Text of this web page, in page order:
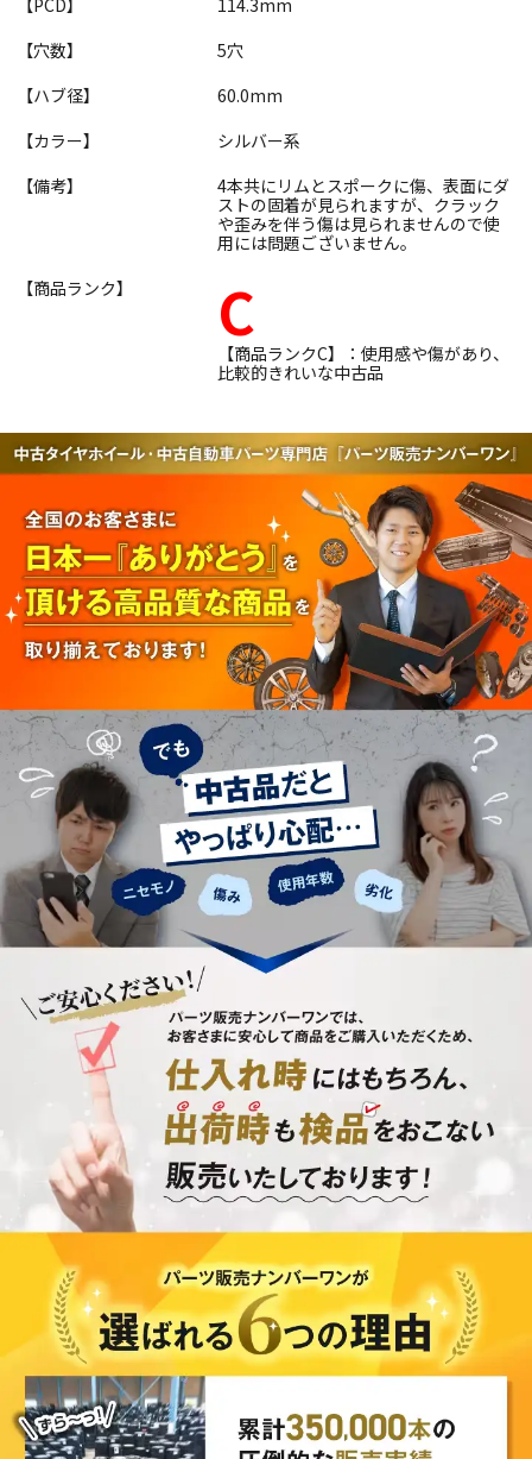
【PCD】
114.3mm
【穴数】
5穴
【ハブ径】
60.0mm
【カラー】
シルバー系
【備考】
4本共にリムとスポークに傷、表面にダ
ストの固着が見られますが、クラック
や歪みを伴う傷は見られませんので使
用には問題ございません。
【商品ランク】
C
【商品ランクC】：使用感や傷があり、
比較的きれいな中古品